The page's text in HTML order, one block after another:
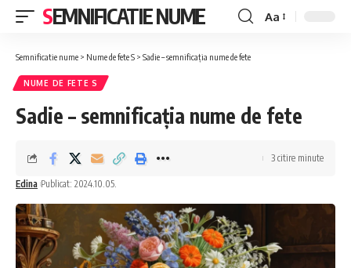
SEMNIFICATIE NUME
Font
Aa
Semnificatie nume > Nume de fete S > Sadie – semnificația nume de fete
NUME DE FETE S
Sadie – semnificația nume de fete
Edina Publicat: 2024.10.05.
3 citire minute